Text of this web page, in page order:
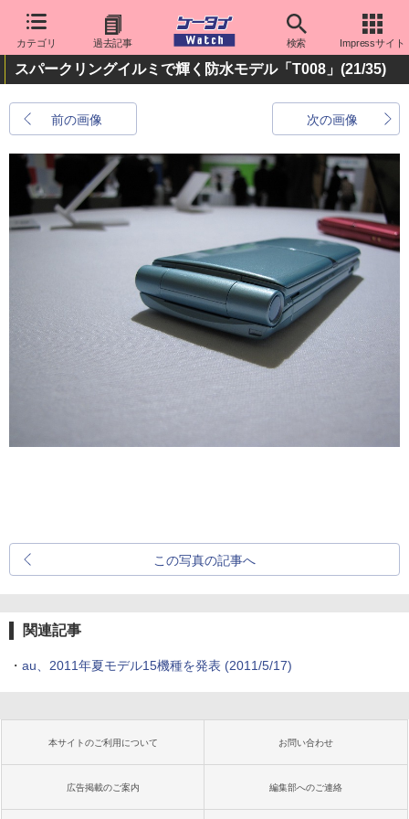
カテゴリ 過去記事 検索 Impressサイト
スパークリングイルミで輝く防水モデル「T008」 (21/35)
前の画像 次の画像
この写真の記事へ
関連記事
・ au、2011年夏モデル15機種を発表 (2011/5/17)
本サイトのご利用について お問い合わせ
広告掲載のご案内 編集部へのご連絡